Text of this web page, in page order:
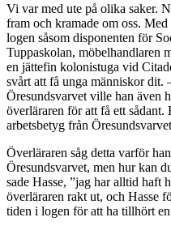
Vi var med ute på olika saker.
fram och kramade om oss.
logen såsom disponenten för
Tuppaskolan, möbelhandlaren
en jättefin kolonistuga vid
svårt att få unga människor dit.
Öresundsvarvet ville han även
överläraren för att få ett sådant.
arbetsbetyg från
Överläraren såg detta varför
Öresundsvarvet, men hur kan
sade Hasse, ”jag har alltid haft
överläraren rakt ut, och Hasse
tiden i logen för att ha tillhört